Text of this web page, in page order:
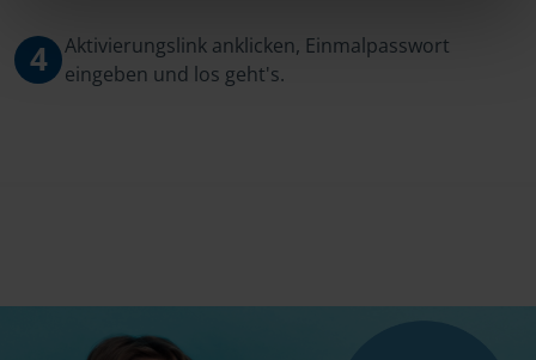
4
Aktivierungslink anklicken, Einmalpasswort
eingeben und los geht's.